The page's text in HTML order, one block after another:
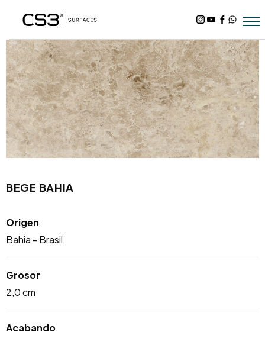
BEGE BAHIA
Origen
Bahia - Brasil
Grosor
2,0 cm
Acabando